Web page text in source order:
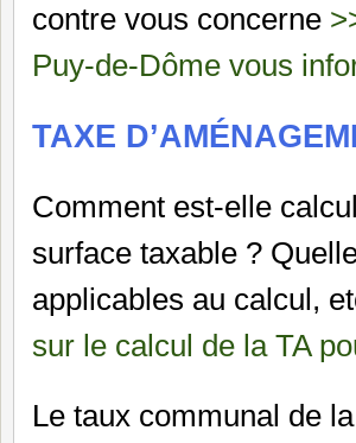
contre vous concerne
Puy-de-Dôme vous
TAXE
Comment est-elle
surface taxable ?
applicables au calcul,
sur le calcul de la TA
Le taux communal de